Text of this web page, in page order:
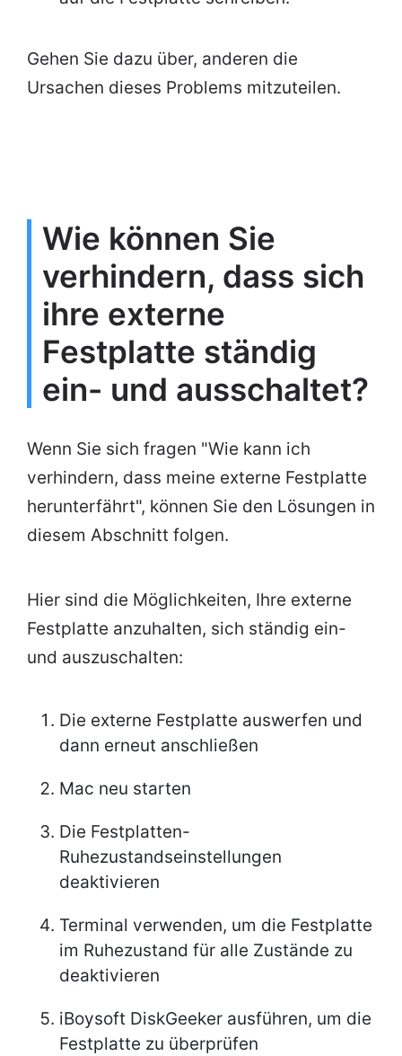
Gehen Sie dazu über, anderen die
Ursachen dieses Problems mitzuteilen.
Wie können Sie
verhindern, dass sich
ihre externe
Festplatte ständig
ein- und ausschaltet?
Wenn Sie sich fragen "Wie kann ich
verhindern, dass meine externe Festplatte
herunterfährt", können Sie den Lösungen in
diesem Abschnitt folgen.
Hier sind die Möglichkeiten, Ihre externe
Festplatte anzuhalten, sich ständig ein-
und auszuschalten:
Die externe Festplatte auswerfen und
dann erneut anschließen
Mac neu starten
Die Festplatten-
Ruhezustandseinstellungen
deaktivieren
Terminal verwenden, um die Festplatte
im Ruhezustand für alle Zustände zu
deaktivieren
iBoysoft DiskGeeker ausführen, um die
Festplatte zu überprüfen